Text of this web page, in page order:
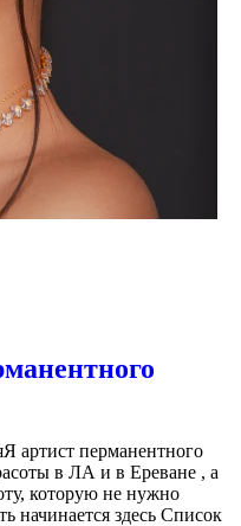
артист перманентного
в ЛА и в Ереване , а
которую не нужно
начинается здесь Список